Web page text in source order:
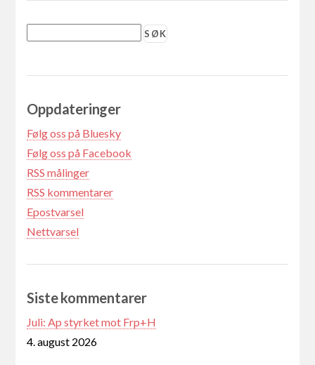
Oppdateringer
Følg oss på Bluesky
Følg oss på Facebook
RSS målinger
RSS kommentarer
Epostvarsel
Nettvarsel
Siste kommentarer
Juli: Ap styrket mot Frp+H
4. august 2026